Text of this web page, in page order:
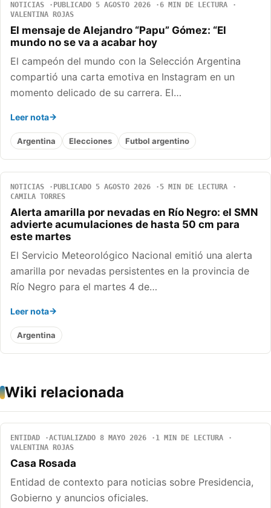
NOTICIAS PUBLICADO 5 AGOSTO 2026
6 MIN DE LECTURA
VALENTINA ROJAS
El mensaje de Alejandro “Papu” Gómez: “El
mundo no se va a acabar hoy
El campeón del mundo con la Selección Argentina
compartió una carta emotiva en Instagram en un
momento delicado de su carrera. El…
Leer nota
Argentina Elecciones Futbol argentino
NOTICIAS PUBLICADO 5 AGOSTO 2026
5 MIN DE LECTURA
CAMILA TORRES
Alerta amarilla por nevadas en Río Negro: el SMN
advierte acumulaciones de hasta 50 cm para
este martes
El Servicio Meteorológico Nacional emitió una alerta
amarilla por nevadas persistentes en la provincia de
Río Negro para el martes 4 de…
Leer nota
Argentina
Wiki relacionada
ENTIDAD ACTUALIZADO 8 MAYO 2026
1 MIN DE LECTURA
VALENTINA ROJAS
Casa Rosada
Entidad de contexto para noticias sobre Presidencia,
Gobierno y anuncios oficiales.